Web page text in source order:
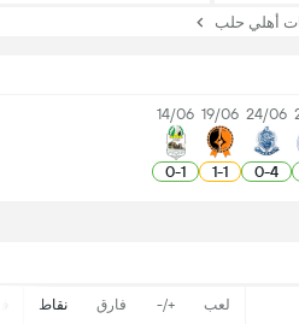
أهلي حلب
24/06
4
-
0
19/06
1
-
1
14/06
1
-
0
لعب +/- فارق نقاط